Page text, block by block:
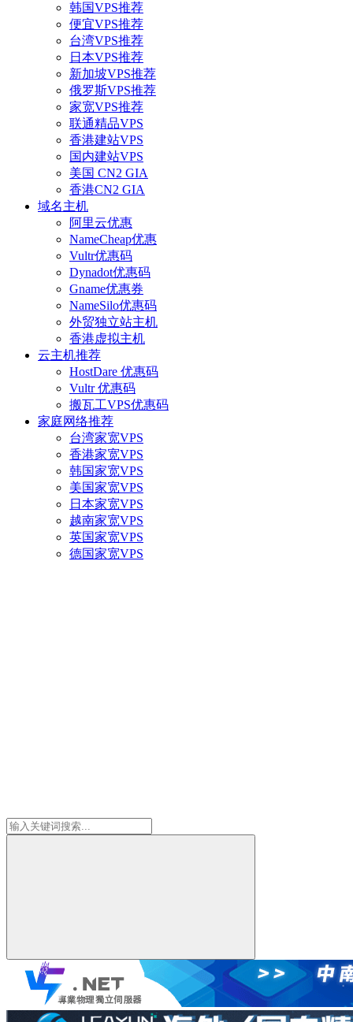
韩国VPS推荐
便宜VPS推荐
台湾VPS推荐
日本VPS推荐
新加坡VPS推荐
俄罗斯VPS推荐
家宽VPS推荐
联通精品VPS
香港建站VPS
国内建站VPS
美国 CN2 GIA
香港CN2 GIA
域名主机
阿里云优惠
NameCheap优惠
Vultr优惠码
Dynadot优惠码
Gname优惠券
NameSilo优惠码
外贸独立站主机
香港虚拟主机
云主机推荐
HostDare 优惠码
Vultr 优惠码
搬瓦工VPS优惠码
家庭网络推荐
台湾家宽VPS
香港家宽VPS
韩国家宽VPS
美国家宽VPS
日本家宽VPS
越南家宽VPS
英国家宽VPS
德国家宽VPS